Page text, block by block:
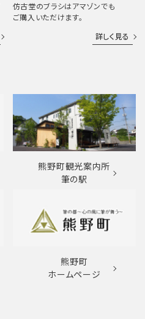
仿古堂のブラシはアマゾンでも
ご購入いただけます。
詳しく見る
熊野町観光案内所
筆の駅
熊野町
ホームページ